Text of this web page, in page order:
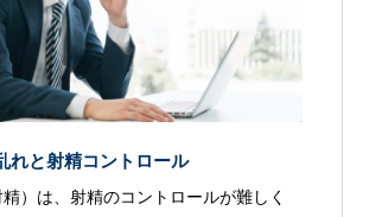
れと射精コントロール
）は、射精のコントロールが難しく